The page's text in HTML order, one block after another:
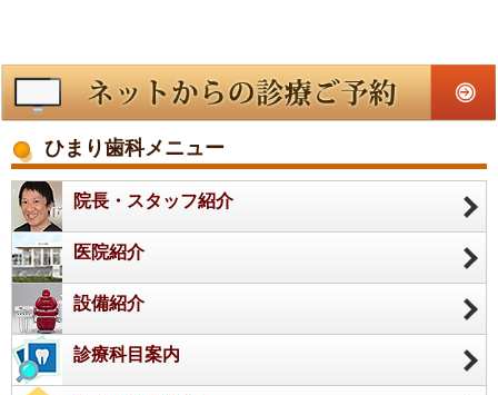
ひまり歯科メニュー
院長・スタッフ紹介
医院紹介
設備紹介
診療科目案内